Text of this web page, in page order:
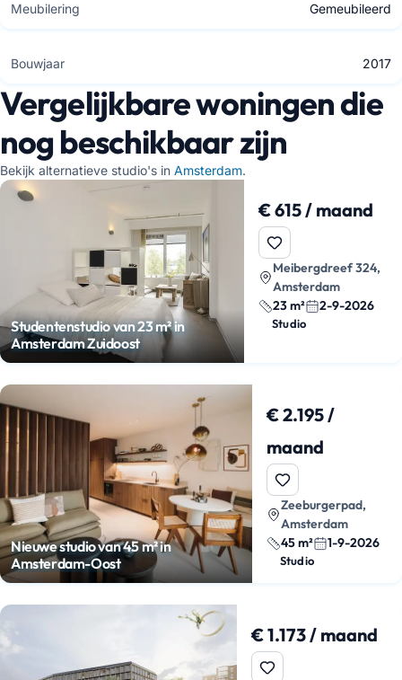
Meubilering Gemeubileerd
Bouwjaar 2017
Vergelijkbare woningen die
nog beschikbaar zijn
Bekijk alternatieve studio's in Amsterdam.
Studentenstudio van 23 m² in
Amsterdam Zuidoost
€ 615 / maand
Meibergdreef 324,
Amsterdam
23 m²
2-9-2026
Studio
Nieuwe studio van 45 m² in
Amsterdam-Oost
€ 2.195 /
maand
Zeeburgerpad,
Amsterdam
45 m²
1-9-2026
Studio
€ 1.173 / maand